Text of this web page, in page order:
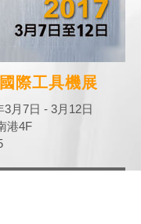
際工具機展
3月7日 - 3月12日
港4F